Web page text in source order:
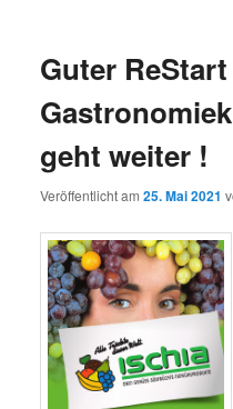
Guter
geht weiter !
Veröffentlicht am 25. Mai 2021